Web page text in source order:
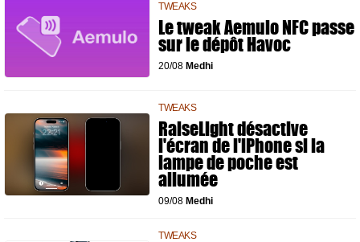
TWEAKS
Le tweak Aemulo NFC passe
sur le dépôt Havoc
20/08 Medhi
TWEAKS
RaiseLight désactive
l'écran de l'iPhone si la
lampe de poche est
allumée
09/08 Medhi
TWEAKS